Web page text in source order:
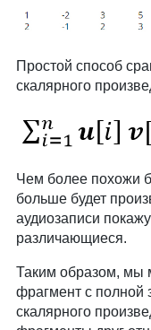
Простой способ
скалярного
Чем более похожи
больше будет
аудиозаписи
различающиеся.
Таким образом, мы
фрагмент с полной
скалярного